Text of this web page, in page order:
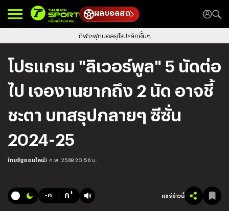
ผลบอลสด
กีฬา ฟุตบอลยุโรป ลีกอื่นๆ
โปรแกรม "ลิเวอร์พูล" 5 นัดต่อ
ไป เจองานยากถึง 2 นัด อาจชี้
ชะตา บทสรุปกลายๆ ซีซั่น
2024-25
ไทยรัฐออนไลน์3 ก.พ. 2568 20:56 น.
-ก ก+ แชร์ข่าวนี้